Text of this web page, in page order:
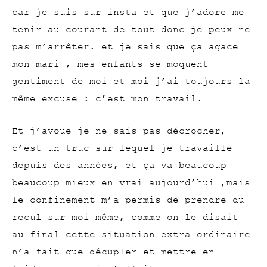
car je suis sur insta et que j’adore me
tenir au courant de tout donc je peux ne
pas m’arrêter. et je sais que ça agace
mon mari , mes enfants se moquent
gentiment de moi et moi j’ai toujours la
même excuse : c’est mon travail.
Et j’avoue je ne sais pas décrocher,
c’est un truc sur lequel je travaille
depuis des années, et ça va beaucoup
beaucoup mieux en vrai aujourd’hui ,mais
le confinement m’a permis de prendre du
recul sur moi même, comme on le disait
au final cette situation extra ordinaire
n’a fait que décupler et mettre en